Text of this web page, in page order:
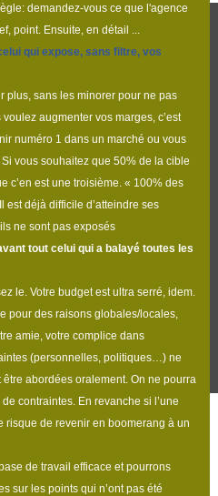
demandez-vous ce que l'agence
point. Ensuite, en détail ...
qui expose, sans filtre, vos
plus, sans les minorer pour ne pas
augmenter vos marges, c’est
numéro 1 dans un marché ou vous
vous souhaitez que 50% de la cible
c’en est une troisième. « 100% des
est déjà difficile d’atteindre ses
ne sont pas exposés
tout celui qui a balayé toutes les
le. Votre budget est ultra serré, idem.
pour des raisons globales/locales,
amie, votre complice dans
(personnelles, politiques…) ne
abordées oralement. On ne pourra
contraintes. En revanche si l’une
risque de revenir en boomerang à un
de travail efficace et pourrons
sur les points qui n’ont pas été